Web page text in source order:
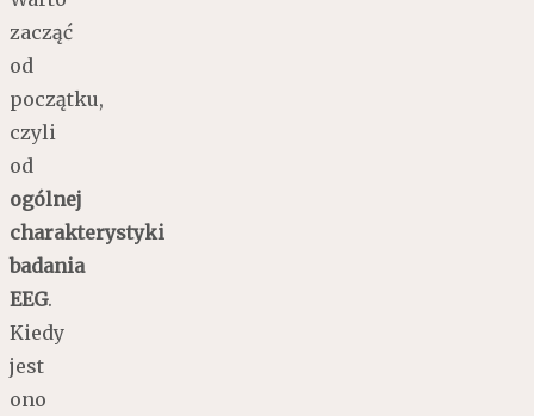
zacząć
od
początku,
czyli
od
ogólnej
charakterystyki
badania
EEG.
Kiedy
jest
ono